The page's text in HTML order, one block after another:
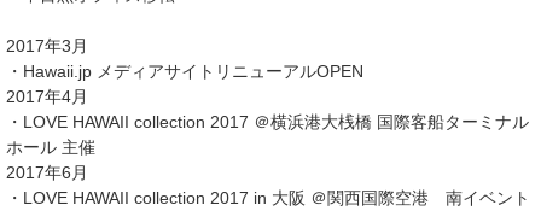
2017年3月
・Hawaii.jp メディアサイトリニューアルOPEN
2017年4月
・LOVE HAWAII collection 2017 ＠横浜港大桟橋 国際客船ターミナル
ホール 主催
2017年6月
・LOVE HAWAII collection 2017 in 大阪 ＠関西国際空港 南イベント